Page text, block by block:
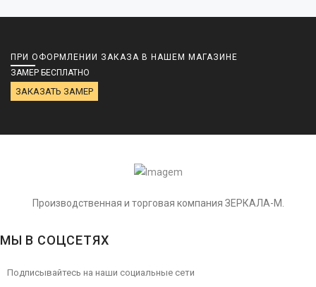
ПРИ ОФОРМЛЕНИИ ЗАКАЗА В НАШЕМ МАГАЗИНЕ
ЗАМЕР БЕСПЛАТНО
ЗАКАЗАТЬ ЗАМЕР
Производственная и торговая компания ЗЕРКАЛА-М.
МЫ В СОЦСЕТЯХ
Подписывайтесь на наши социальные сети